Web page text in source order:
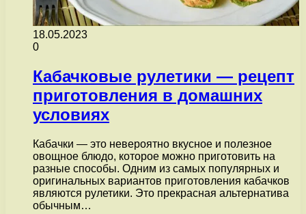
18.05.2023
0
Кабачковые рулетики — рецепт
приготовления в домашних
условиях
Кабачки — это невероятно вкусное и полезное
овощное блюдо, которое можно приготовить на
разные способы. Одним из самых популярных и
оригинальных вариантов приготовления кабачков
являются рулетики. Это прекрасная альтернатива
обычным…